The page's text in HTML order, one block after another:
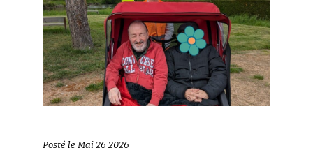
Posté le Mai 26 2026